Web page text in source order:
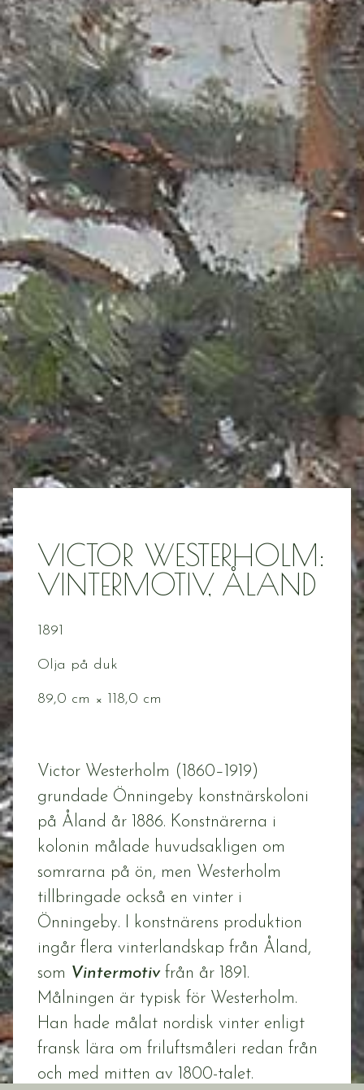
VICTOR WESTERHOLM:
VINTERMOTIV, ÅLAND
1891
Olja på duk
89,0 cm × 118,0 cm
Victor Westerholm (1860–1919)
grundade Önningeby konstnärskoloni
på Åland år 1886. Konstnärerna i
kolonin målade huvudsakligen om
somrarna på ön, men Westerholm
tillbringade också en vinter i
Önningeby. I konstnärens produktion
ingår flera vinterlandskap från Åland,
som Vintermotivfrån år 1891.
Målningen är typisk för Westerholm.
Han hade målat nordisk vinter enligt
fransk lära om friluftsmåleri redan från
och med mitten av 1800-talet.